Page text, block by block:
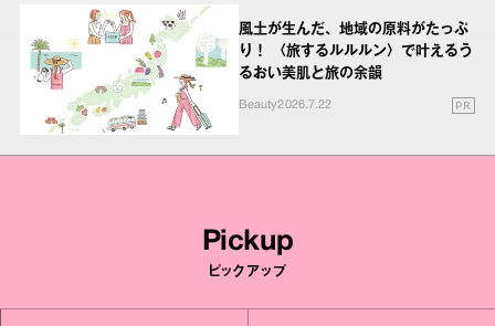
風土が生んだ、地域の原料がたっぷ
り！ 〈旅するルルルン〉で叶えるう
るおい美肌と旅の余韻
Beauty2026.7.22 PR
Pickup
ピックアップ